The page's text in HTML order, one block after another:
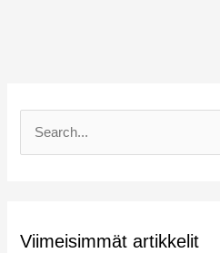
c
Viimeisimmät artikkelit